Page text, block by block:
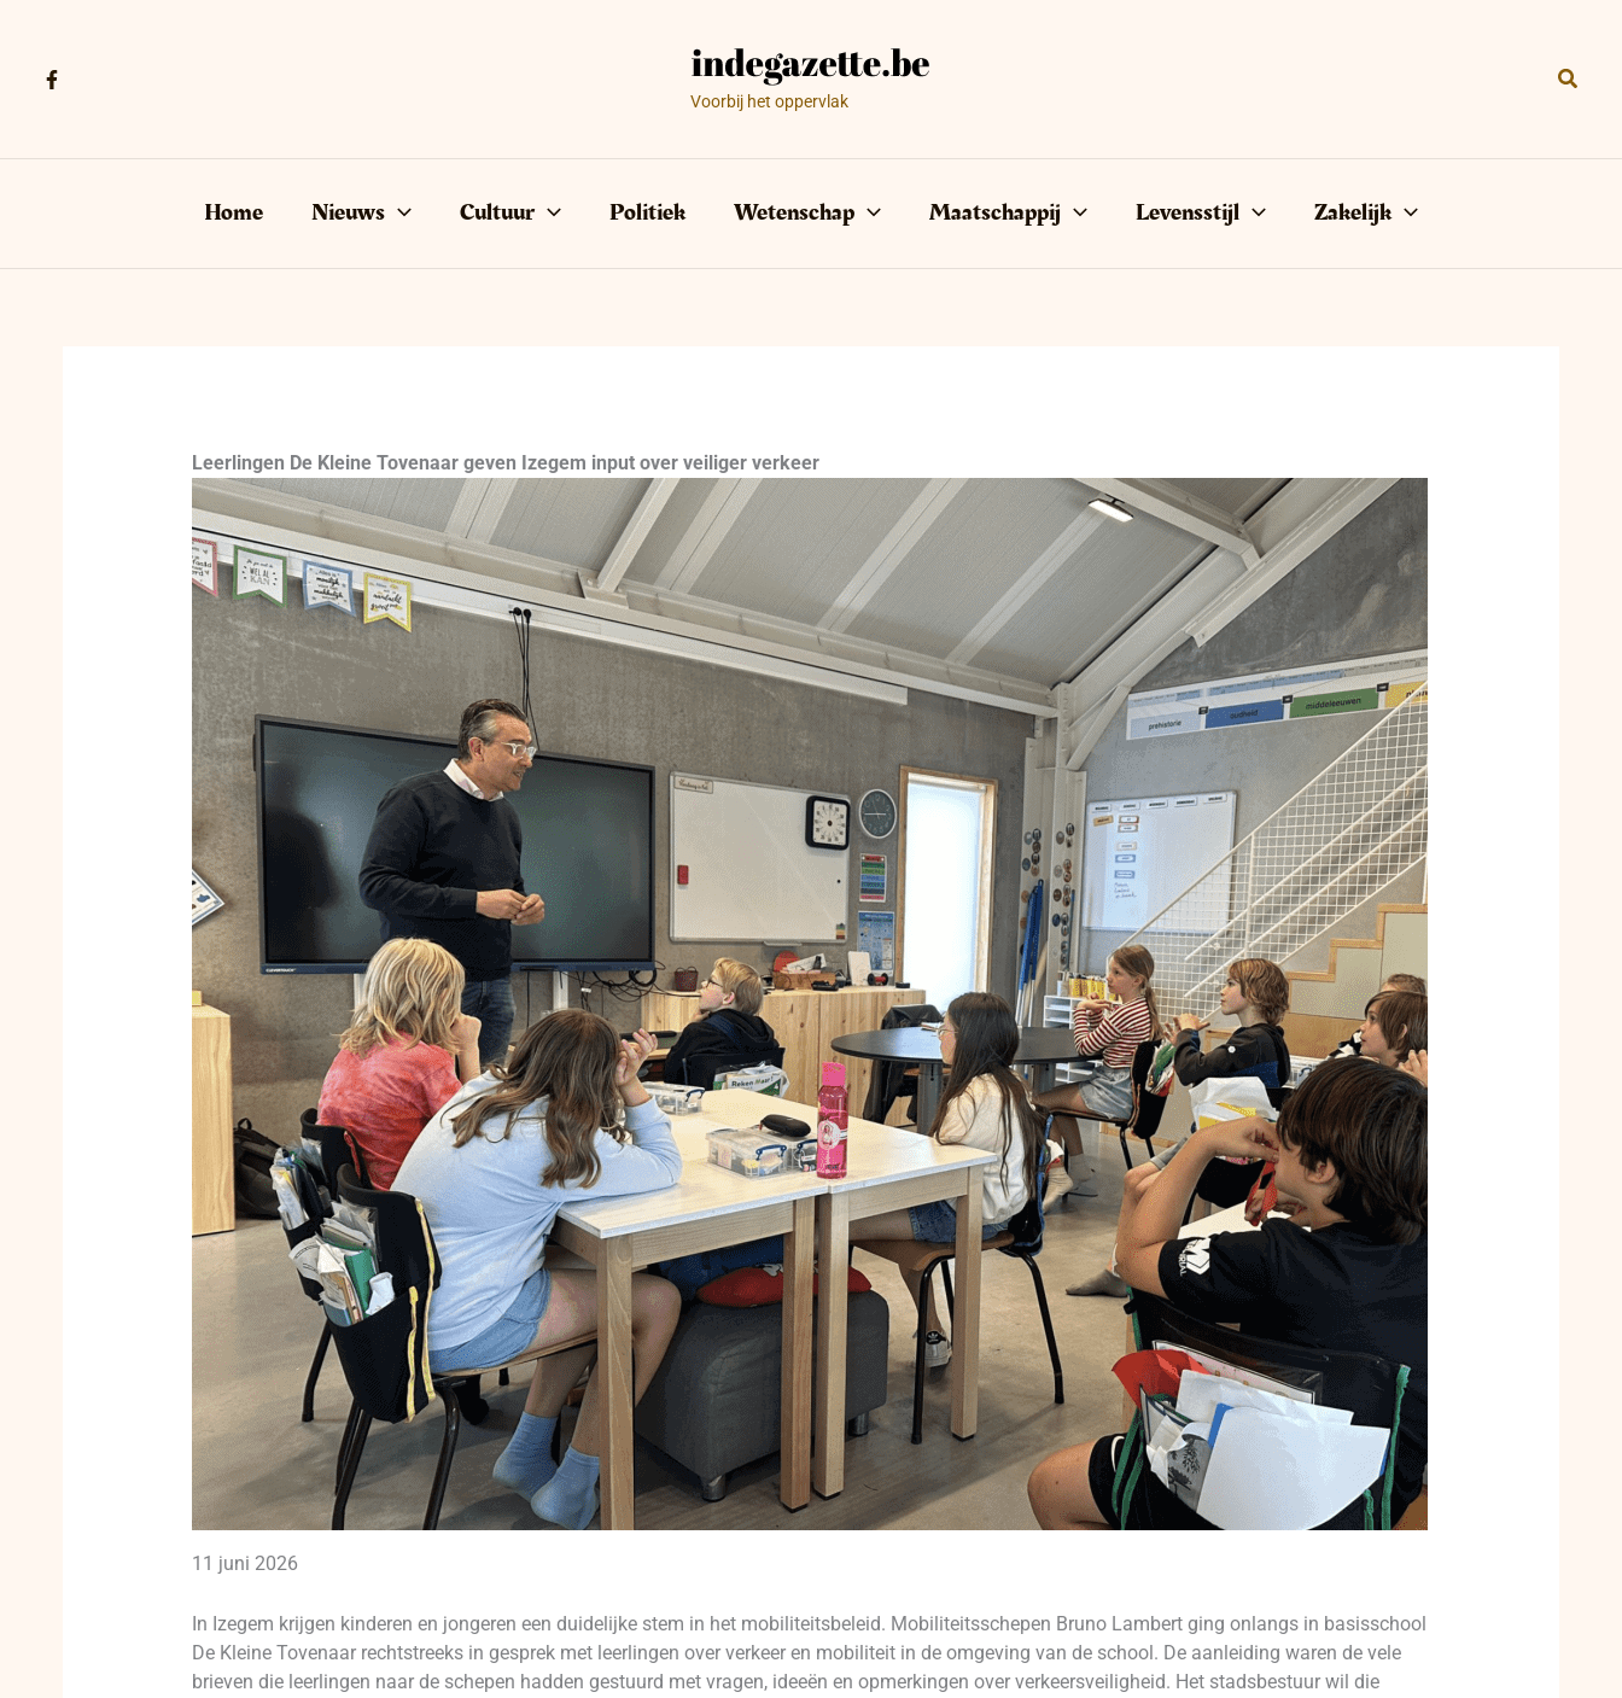
Voorbij het oppervlak
Home Nieuws Cultuur Politiek Wetenschap Maatschappij Levensstijl Zakelijk
Leerlingen De Kleine Tovenaar geven Izegem input over veiliger verkeer
11 juni 2026
In Izegem krijgen kinderen en jongeren een duidelijke stem in het mobiliteitsbeleid. Mobiliteitsschepen Bruno Lambert ging onlangs in basisschool
De Kleine Tovenaar rechtstreeks in gesprek met leerlingen over verkeer en mobiliteit in de omgeving van de school. De aanleiding waren de vele
brieven die leerlingen naar de schepen hadden gestuurd met vragen, ideeën en opmerkingen over verkeersveiligheid. Het stadsbestuur wil die